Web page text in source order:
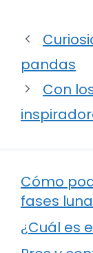
pandas
Con
Cómo
fases
¿Cuál es